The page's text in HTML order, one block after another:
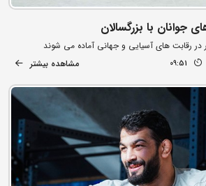
جوانان با بزرگسالان
رقابت های آسیایی و جهانی آماده می شوند
09:51 مشاهده بیشتر